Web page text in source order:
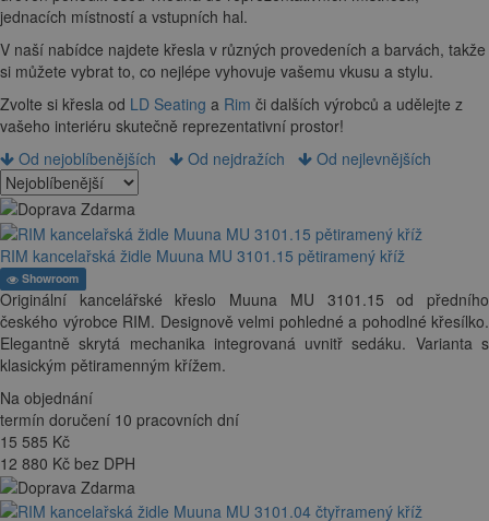
jednacích místností a vstupních hal.
V naší nabídce najdete křesla v různých provedeních a barvách, takže
si můžete vybrat to, co nejlépe vyhovuje vašemu vkusu a stylu.
Zvolte si křesla od LD Seating a Rim či dalších výrobců a udělejte z
vašeho interiéru skutečně reprezentativní prostor!
Od nejoblíbenějších
Od nejdražích Od nejlevnějších
RIM kancelařská židle Muuna MU 3101.15 pětiramený kříž
Showroom
Originální kancelářské křeslo Muuna MU 3101.15 od předního
českého výrobce RIM. Designově velmi pohledné a pohodlné křesílko.
Elegantně skrytá mechanika integrovaná uvnitř sedáku. Varianta s
klasickým pětiramenným křížem.
Na objednání
termín doručení 10 pracovních dní
15 585 Kč
12 880 Kč bez DPH